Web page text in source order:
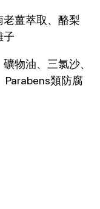
薑萃取、酪梨
子
物油、三氯沙、
Parabens類防腐